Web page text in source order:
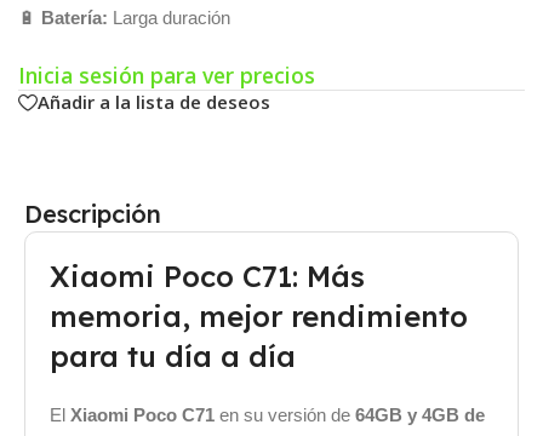
🔋 Batería: Larga duración
Inicia sesión para ver precios
Añadir a la lista de deseos
Descripción
Xiaomi Poco C71: Más
memoria, mejor rendimiento
para tu día a día
El Xiaomi Poco C71 en su versión de 64GB y 4GB de